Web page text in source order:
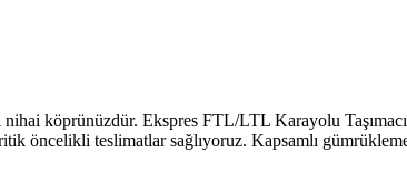
köprünüzdür. Ekspres FTL/LTL Karayolu
öncelikli teslimatlar sağlıyoruz. Kapsamlı